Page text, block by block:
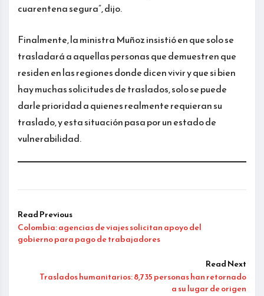
cuarentena segura”, dijo.
Finalmente, la ministra Muñoz insistió en que solo se
trasladará a aquellas personas que demuestren que
residen en las regiones donde dicen vivir y que si bien
hay muchas solicitudes de traslados, solo se puede
darle prioridad a quienes realmente requieran su
traslado, y esta situación pasa por un estado de
vulnerabilidad.
Read Previous
Colombia: agencias de viajes solicitan apoyo del
gobierno para pago de trabajadores
Read Next
Traslados humanitarios: 8,735 personas han retornado
a su lugar de origen